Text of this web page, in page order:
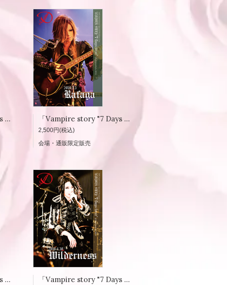
「Vampire story "7 Days force"」写真集 2019.5.4「Kircheis」 「Vampire story "7 Days force"」写真集 2019.5.3「Rafaga」
2,500円(税込)
会場・通販限定販売
「Vampire story "7 Days force"」写真集 2019.5.1「Carbuncle」 「Vampire story "7 Days force"」写真集 2019.4.30「Wilderness」